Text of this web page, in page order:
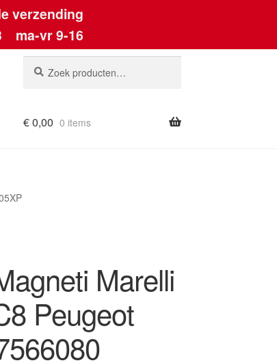
verzending
ma-vr 9-16
naar:
€0,00 0 items
Marelli
Peugeot